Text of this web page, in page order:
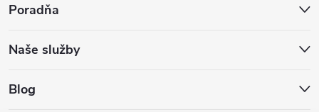
Poradňa
Naše služby
Blog